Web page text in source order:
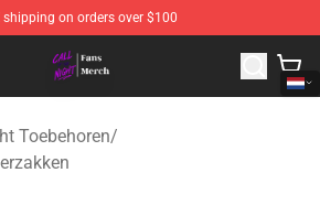
shipping on orders over $100
Store - Official Call of the Night
Toebehoren/